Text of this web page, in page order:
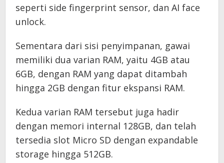
seperti side fingerprint sensor, dan AI face
unlock.
Sementara dari sisi penyimpanan, gawai
memiliki dua varian RAM, yaitu 4GB atau
6GB, dengan RAM yang dapat ditambah
hingga 2GB dengan fitur ekspansi RAM.
Kedua varian RAM tersebut juga hadir
dengan memori internal 128GB, dan telah
tersedia slot Micro SD dengan expandable
storage hingga 512GB.